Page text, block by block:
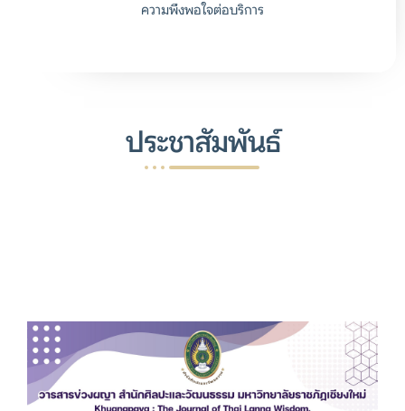
ความพึงพอใจต่อบริการ
ประชาสัมพันธ์